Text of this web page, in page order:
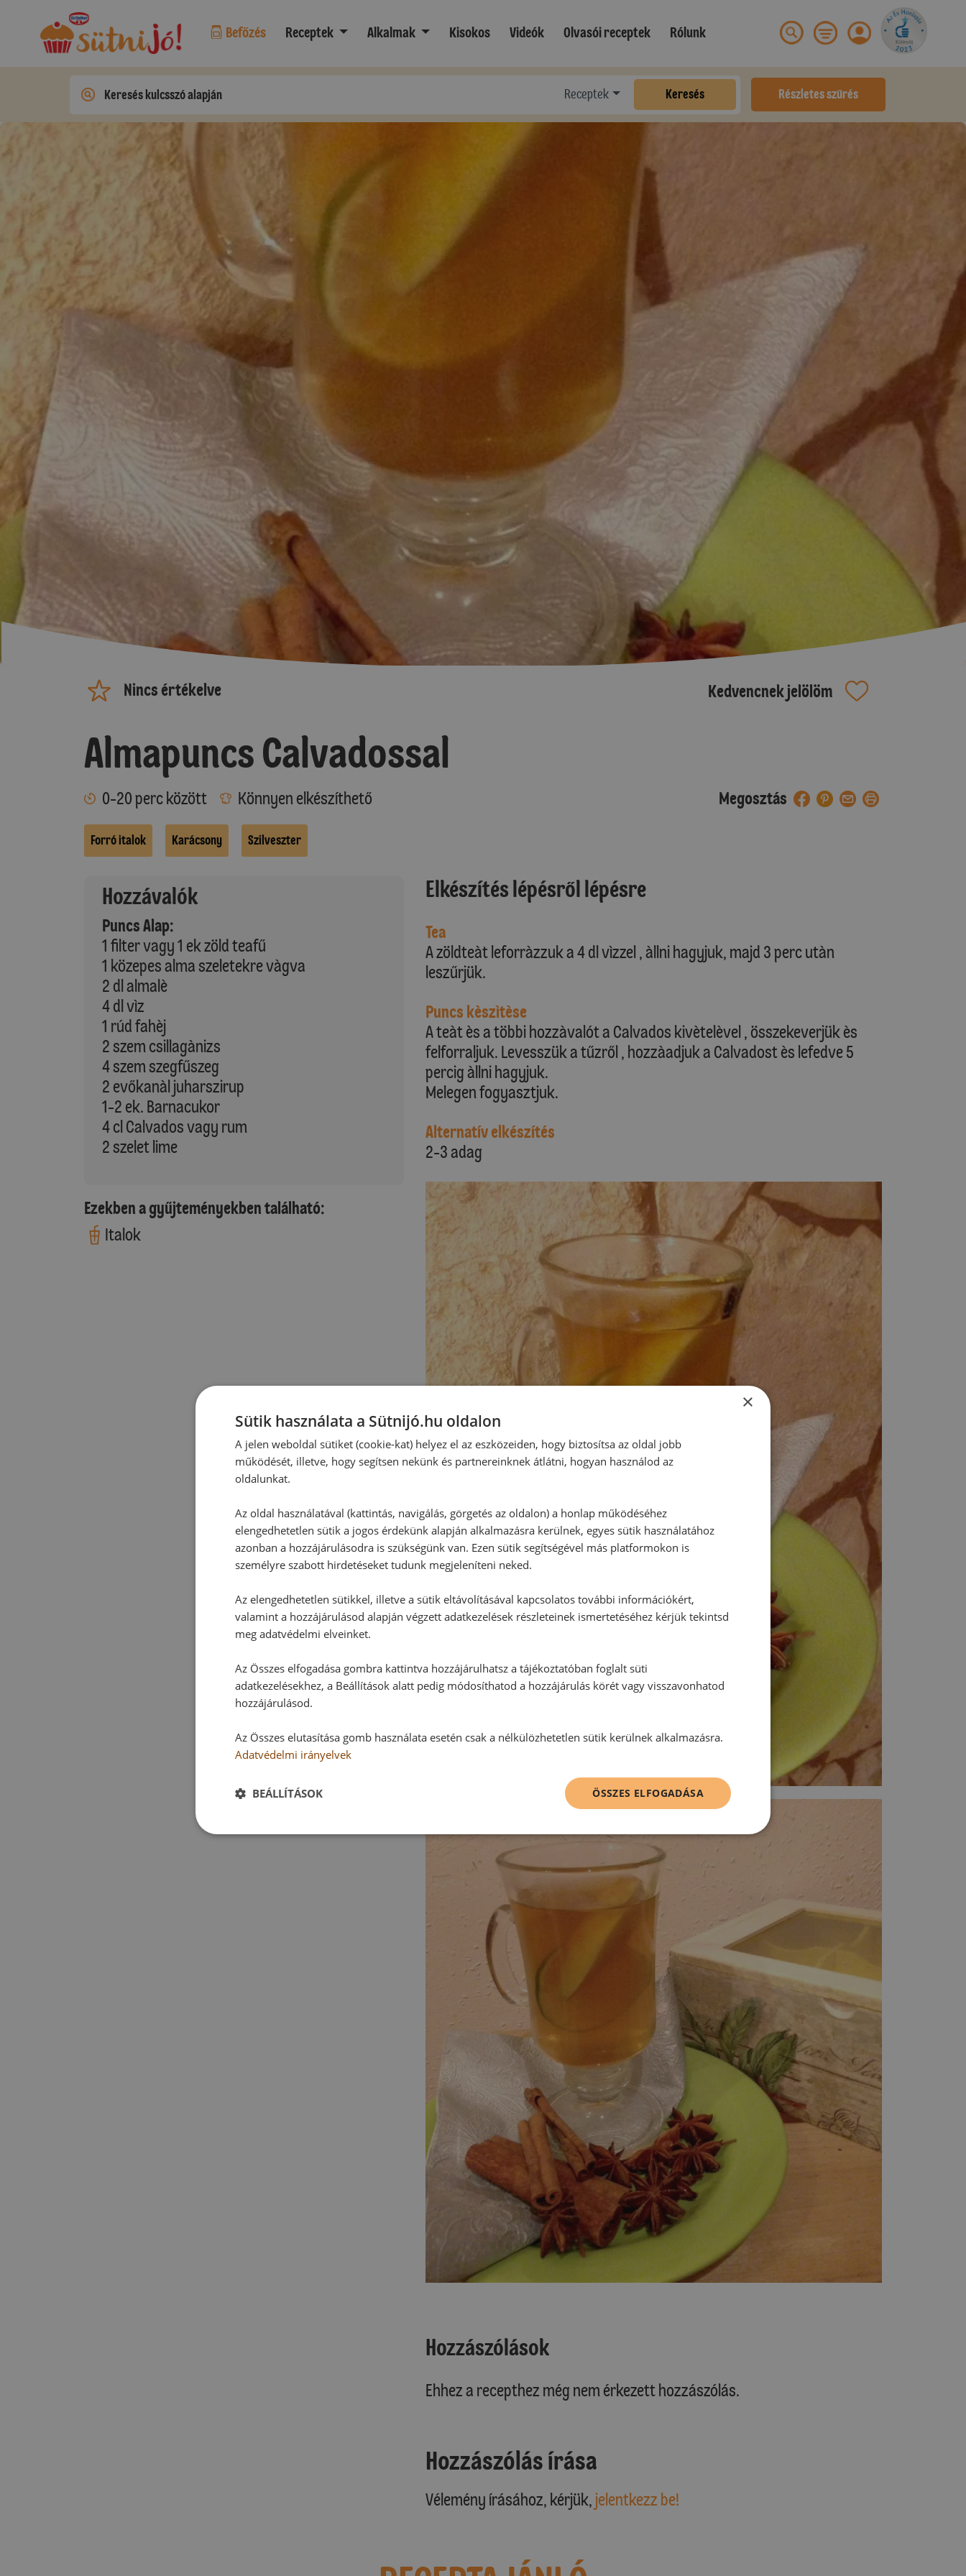
Befőzés Receptek Alkalmak Kisokos Videók Olvasói receptek Rólunk
Receptek Keresés Részletes szűrés
Nincs értékelve Kedvencnek jelölöm
Almapuncs Calvadossal
0-20 perc között Könnyen elkészíthető Megosztás
Forró italok Karácsony Szilveszter
Hozzávalók
Puncs Alap:
1 filter vagy 1 ek zöld teafű
1 közepes alma szeletekre vàgva
2 dl almalè
4 dl vìz
1 rúd fahèj
2 szem csillagànizs
4 szem szegfűszeg
2 evőkanàl juharszirup
1-2 ek. Barnacukor
4 cl Calvados vagy rum
2 szelet lime
Ezekben a gyűjteményekben található:
Italok
Elkészítés lépésről lépésre
Tea
A zöldteàt leforràzzuk a 4 dl vìzzel , àllni hagyjuk, majd 3 perc utàn
leszűrjük.
Puncs kèszìtèse
A teàt ès a többi hozzàvalót a Calvados kivètelèvel , összekeverjük ès
felforraljuk. Levesszük a tűzről , hozzàadjuk a Calvadost ès lefedve 5
percig àllni hagyjuk.
Melegen fogyasztjuk.
Alternatív elkészítés
2-3 adag
Hozzászólások
Ehhez a recepthez még nem érkezett hozzászólás.
Hozzászólás írása
Vélemény írásához, kérjük, jelentkezz be!
×
Sütik használata a Sütnijó.hu oldalon
A jelen weboldal sütiket (cookie-kat) helyez el az eszközeiden, hogy biztosítsa az oldal jobb
működését, illetve, hogy segítsen nekünk és partnereinknek átlátni, hogyan használod az
oldalunkat.
Az oldal használatával (kattintás, navigálás, görgetés az oldalon) a honlap működéséhez
elengedhetetlen sütik a jogos érdekünk alapján alkalmazásra kerülnek, egyes sütik használatához
azonban a hozzájárulásodra is szükségünk van. Ezen sütik segítségével más platformokon is
személyre szabott hirdetéseket tudunk megjeleníteni neked.
Az elengedhetetlen sütikkel, illetve a sütik eltávolításával kapcsolatos további információkért,
valamint a hozzájárulásod alapján végzett adatkezelések részleteinek ismertetéséhez kérjük tekintsd
meg adatvédelmi elveinket.
Az Összes elfogadása gombra kattintva hozzájárulhatsz a tájékoztatóban foglalt süti
adatkezelésekhez, a Beállítások alatt pedig módosíthatod a hozzájárulás körét vagy visszavonhatod
hozzájárulásod.
Az Összes elutasítása gomb használata esetén csak a nélkülözhetetlen sütik kerülnek alkalmazásra.
Adatvédelmi irányelvek
ÖSSZES ELFOGADÁSA
BEÁLLÍTÁSOK